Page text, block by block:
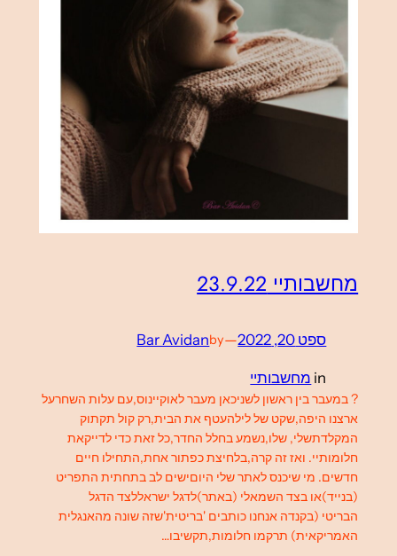
מחשבותיי 23.9.22
ספט 20, 2022 —
by
Bar Avidan
in מחשבותיי
? במעבר בין ראשון לשניכאן מעבר לאוקיינוס,עם עלות השחרעל
ארצנו היפה,שקט של לילהעטף את הבית,רק קול תקתוק
המקלדתשלי, שלו,נשמע בחלל החדר,כל זאת כדי לדייקאת
חלומותיי. ואז זה קרה,בלחיצת כפתור אחת,התחילו חיים
חדשים. מי שיכנס לאתר שלי היוםישים לב בתחתית התפריט
(בנייד)או בצד השמאלי (באתר)לדגל ישראללצד הדגל
הבריטי (בקנדה אנחנו כותבים 'בריטית'שזה שונה מהאנגלית
האמריקאית) תרקמו חלומות,תקשיבו…